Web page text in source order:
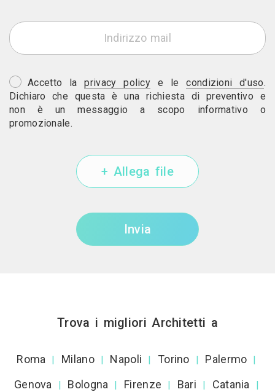
Accetto laprivacy policy e lecondizioni d'uso.
Dichiaro che questa è una richiesta di preventivo e
non è un messaggio a scopo informativo o
promozionale.
+ Allega file
Invia
Trova i migliori Architetti a
Roma | Milano | Napoli | Torino | Palermo |
Genova | Bologna | Firenze | Bari | Catania |